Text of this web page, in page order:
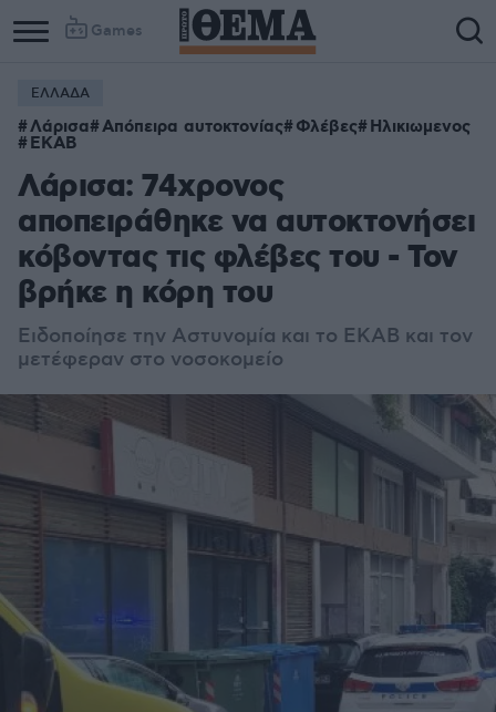
Games
Column
1
Column
2
ΕΛΛΑΔΑ
Λάρισα Απόπειρα αυτοκτονίας Φλέβες Ηλικιωμενος
ΕΚΑΒ
Λάρισα: 74χρονος
αποπειράθηκε να αυτοκτονήσει
κόβοντας τις φλέβες του - Τον
βρήκε η κόρη του
Ειδοποίησε την Αστυνομία και το ΕΚΑΒ και τον
μετέφεραν στο νοσοκομείο